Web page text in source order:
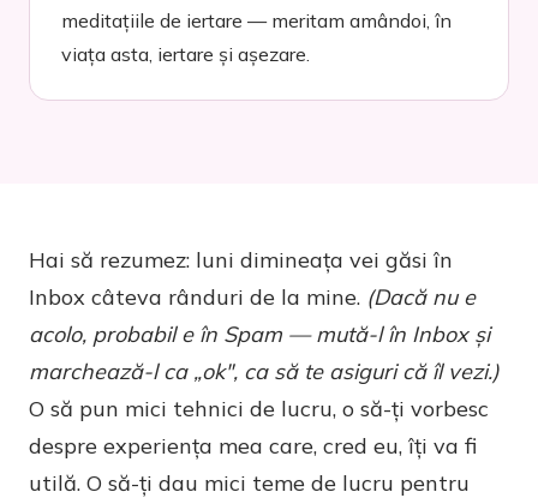
meditațiile de iertare — meritam amândoi, în
viața asta, iertare și așezare.
Hai să rezumez: luni dimineața vei găsi în
Inbox câteva rânduri de la mine. (Dacă nu e
acolo, probabil e în Spam — mută-l în Inbox și
marchează-l ca „ok", ca să te asiguri că îl vezi.)
O să pun mici tehnici de lucru, o să-ți vorbesc
despre experiența mea care, cred eu, îți va fi
utilă. O să-ți dau mici teme de lucru pentru